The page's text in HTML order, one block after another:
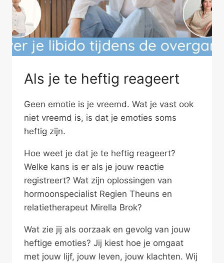
Als je te heftig reageert
Geen emotie is je vreemd. Wat je vast ook
niet vreemd is, is dat je emoties soms
heftig zijn.
Hoe weet je dat je te heftig reageert?
Welke kans is er als je jouw reactie
registreert? Wat zijn oplossingen van
hormoonspecialist Regien Theuns en
relatietherapeut Mirella Brok?
Wat zie jij als oorzaak en gevolg van jouw
heftige emoties? Jij kiest hoe je omgaat
met jouw lijf, jouw leven, jouw klachten. Wij